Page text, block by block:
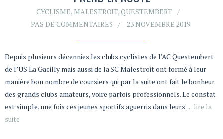
CYCLISME, MALESTROIT,QUESTEMBERT
PAS DE COMMENTAIRES
23 NOVEMBRE 2019
Depuis plusieurs décennies les clubs cyclistes de l’AC Questembert
de l’US La Gacilly mais aussi de la SC Malestroit ont formé à leur
manière bon nombre de coursiers qui par la suite ont fait le bonheur
des grands clubs amateurs, voire parfois professionnels. Le constat
est simple, une fois ces jeunes sportifs aguerris dans leurs … lire la
suite